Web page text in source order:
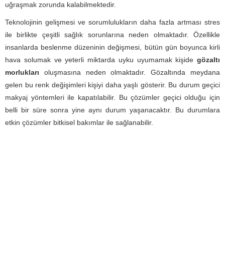
uğraşmak zorunda kalabilmektedir.
Teknolojinin gelişmesi ve sorumlulukların daha fazla artması stres
ile birlikte çeşitli sağlık sorunlarına neden olmaktadır. Özellikle
insanlarda beslenme düzeninin değişmesi, bütün gün boyunca kirli
hava solumak ve yeterli miktarda uyku uyumamak kişide gözaltı
morlukları oluşmasına neden olmaktadır. Gözaltında meydana
gelen bu renk değişimleri kişiyi daha yaşlı gösterir. Bu durum geçici
makyaj yöntemleri ile kapatılabilir. Bu çözümler geçici olduğu için
belli bir süre sonra yine aynı durum yaşanacaktır. Bu durumlara
etkin çözümler bitkisel bakımlar ile sağlanabilir.